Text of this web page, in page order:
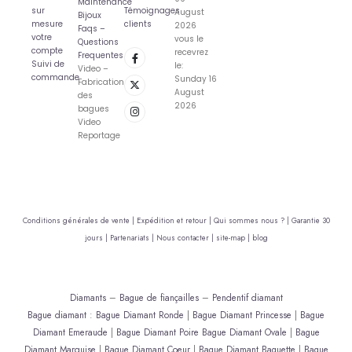
sur
mesure
votre
compte
Suivi de
commande
Bijoux
Faqs –
Questions
Frequentes
Video –
Fabrication
des
bagues
Video
Reportage
Témoignages
clients
August
2026
vous le
recevrez
le:
Sunday 16
August
2026
Conditions générales de vente | Expédition et retour | Qui sommes nous ? | Garantie 30
jours |
Partenariats | Nous contacter | site-map | blog
Diamants– Bague de fiançailles– Pendentif diamant
Bague diamant : Bague Diamant Ronde | Bague Diamant Princesse | Bague
Diamant Emeraude | Bague Diamant Poire Bague Diamant Ovale | Bague